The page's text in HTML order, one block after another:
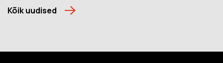
Kõik uudised